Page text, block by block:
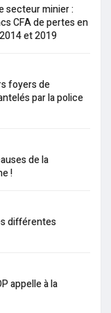
secteur minier :
CFA de pertes en
et 2019
foyers de
par la police
de la
!
différentes
appelle à la